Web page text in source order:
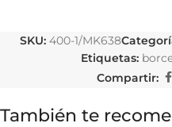
SKU: 400-1/MK638
Etiquetas:
Compartir:
También te